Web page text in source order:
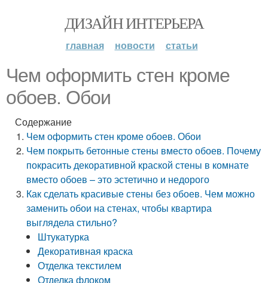
ДИЗАЙН ИНТЕРЬЕРА
главная новости статьи
Чем оформить стен кроме
обоев. Обои
Содержание
Чем оформить стен кроме обоев. Обои
Чем покрыть бетонные стены вместо обоев. Почему
покрасить декоративной краской стены в комнате
вместо обоев – это эстетично и недорого
Как сделать красивые стены без обоев. Чем можно
заменить обои на стенах, чтобы квартира
выглядела стильно?
Штукатурка
Декоративная краска
Отделка текстилем
Отделка флоком